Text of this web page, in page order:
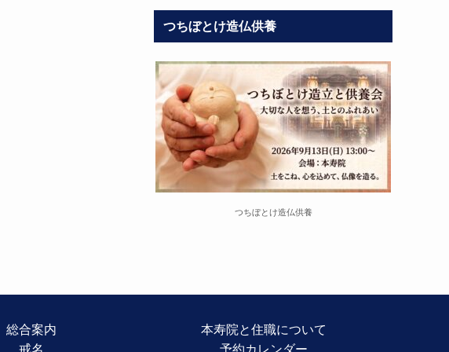
つちぼとけ造仏供養
つちぼとけ造仏供養
総合案内
本寿院と住職について